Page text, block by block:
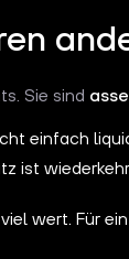
Sie sind
einfach
ist
wert. Für